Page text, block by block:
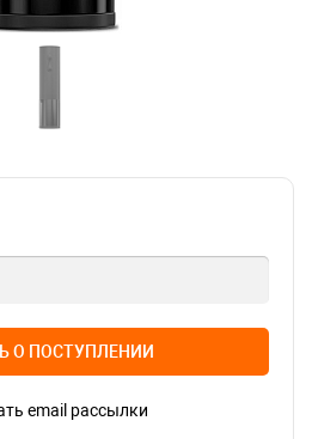
О ПОСТУПЛЕНИИ
email рассылки